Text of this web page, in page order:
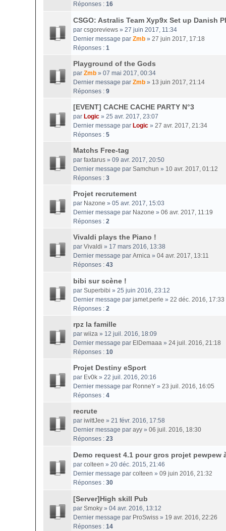
Réponses : 16
CSGO: Astralis Team Xyp9x Set up Danish
par csgoreviews » 27 juin 2017, 11:34
Dernier message par Zmb » 27 juin 2017, 17:18
Réponses : 1
Playground of the Gods
par Zmb » 07 mai 2017, 00:34
Dernier message par Zmb » 13 juin 2017, 21:14
Réponses : 9
[EVENT] CACHE CACHE PARTY N°3
par Logic » 25 avr. 2017, 23:07
Dernier message par Logic » 27 avr. 2017, 21:34
Réponses : 5
Matchs Free-tag
par faxtarus » 09 avr. 2017, 20:50
Dernier message par Samchun » 10 avr. 2017, 01:12
Réponses : 3
Projet recrutement
par Nazone » 05 avr. 2017, 15:03
Dernier message par Nazone » 06 avr. 2017, 11:19
Réponses : 2
Vivaldi plays the Piano !
par Vivaldi » 17 mars 2016, 13:38
Dernier message par Arnica » 04 avr. 2017, 13:11
Réponses : 43
bibi sur scène !
par Superbibi » 25 juin 2016, 23:12
Dernier message par jamet.perle » 22 déc. 2016, 17:33
Réponses : 2
rpz la famille
par wiiza » 12 juil. 2016, 18:09
Dernier message par ElDemaaa » 24 juil. 2016, 21:18
Réponses : 10
Projet Destiny eSport
par Ev0k » 22 juil. 2016, 20:16
Dernier message par RonneY » 23 juil. 2016, 16:05
Réponses : 4
recrute
par iwittJee » 21 févr. 2016, 17:58
Dernier message par ayy » 06 juil. 2016, 18:30
Réponses : 23
Demo request 4.1 pour gros projet pewpew
par colteen » 20 déc. 2015, 21:46
Dernier message par colteen » 09 juin 2016, 21:32
Réponses : 30
[Server]High skill Pub
par Smoky » 04 avr. 2016, 13:12
Dernier message par ProSwiss » 19 avr. 2016, 22:26
Réponses : 14